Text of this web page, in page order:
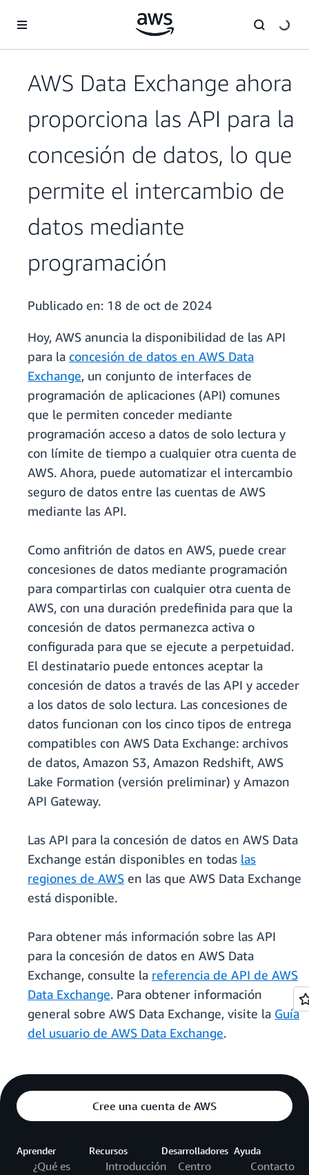
AWS Data Exchange ahora
proporciona las API para la
concesión de datos, lo que
permite el intercambio de
datos mediante
programación
Publicado en: 18 de oct de 2024
Hoy, AWS anuncia la disponibilidad de las API
para la concesión de datos en AWS Data
Exchange, un conjunto de interfaces de
programación de aplicaciones (API) comunes
que le permiten conceder mediante
programación acceso a datos de solo lectura y
con límite de tiempo a cualquier otra cuenta de
AWS. Ahora, puede automatizar el intercambio
seguro de datos entre las cuentas de AWS
mediante las API.
Como anfitrión de datos en AWS, puede crear
concesiones de datos mediante programación
para compartirlas con cualquier otra cuenta de
AWS, con una duración predefinida para que la
concesión de datos permanezca activa o
configurada para que se ejecute a perpetuidad.
El destinatario puede entonces aceptar la
concesión de datos a través de las API y acceder
a los datos de solo lectura. Las concesiones de
datos funcionan con los cinco tipos de entrega
compatibles con AWS Data Exchange: archivos
de datos, Amazon S3, Amazon Redshift, AWS
Lake Formation (versión preliminar) y Amazon
API Gateway.
Las API para la concesión de datos en AWS Data
Exchange están disponibles en todas las
regiones de AWS en las que AWS Data Exchange
está disponible.
Para obtener más información sobre las API
para la concesión de datos en AWS Data
Exchange, consulte la referencia de API de AWS
Data Exchange. Para obtener información
general sobre AWS Data Exchange, visite la Guía
del usuario de AWS Data Exchange.
Cree una cuenta de AWS
Aprender
¿Qué es
Recursos
Introducción
Desarrolladores
Centro
Ayuda
Contacto